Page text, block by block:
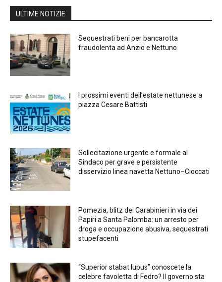
ULTIME NOTIZIE
Sequestrati beni per bancarotta
fraudolenta ad Anzio e Nettuno
I prossimi eventi dell’estate nettunese a
piazza Cesare Battisti
Sollecitazione urgente e formale al
Sindaco per grave e persistente
disservizio linea navetta Nettuno–Cioccati
Pomezia, blitz dei Carabinieri in via dei
Papiri a Santa Palomba: un arresto per
droga e occupazione abusiva, sequestrati
stupefacenti
“Superior stabat lupus” conoscete la
celebre favoletta di Fedro? Il governo sta